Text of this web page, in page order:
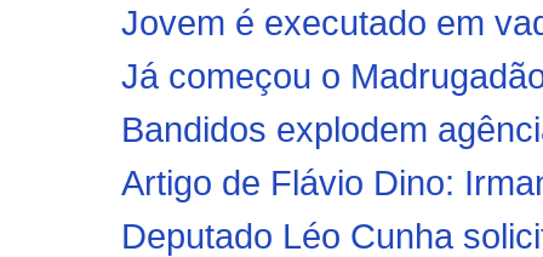
Jovem é executado em
Já começou o
Bandidos explodem
Artigo de Flávio Dino:
Deputado Léo Cunha